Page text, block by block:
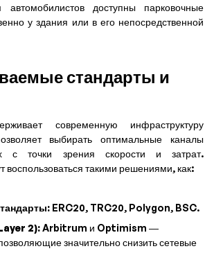
автомобилистов доступны парковочные
у здания или в его непосредственной
стандарты и
современную инфраструктуру
выбирать оптимальные каналы
с точки зрения скорости и затрат.
воспользоваться такими решениями, как:
ERC20, TRC20, Polygon, BSC.
2):Arbitrum и Optimism —
значительно снизить сетевые